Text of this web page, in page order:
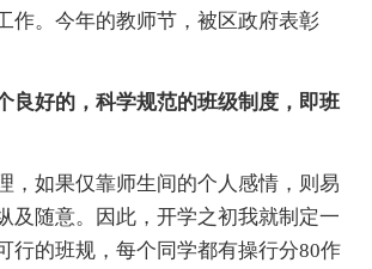
作。今年的教师节，被区政府表彰
良好的，科学规范的班级制度，即班
如果仅靠师生间的个人感情，则易
及随意。因此，开学之初我就制定一
行的班规，每个同学都有操行分80作